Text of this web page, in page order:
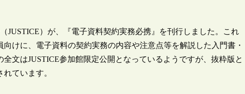
JUSTICE）が、『電子資料契約実務必携』を刊行しました。これ
けに、電子資料の契約実務の内容や注意点等を解説した入門書・
文はJUSTICE参加館限定公開となっているようですが、抜粋版と
ています。